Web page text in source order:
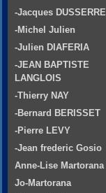
-Jacques DUSSERRE
-Michel Julien
-Julien DIAFERIA
-JEAN BAPTISTE
LANGLOIS
-Thierry NAY
-Bernard BERISSET
-Pierre LEVY
-Jean frederic Gosio
Anne-Lise Martorana
Jo-Martorana